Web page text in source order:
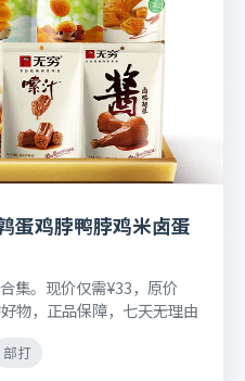
蛋鸡脖鸭脖鸡米卤蛋
集。现价仅需¥33，原价
物，正品保障，七天无理由
部打